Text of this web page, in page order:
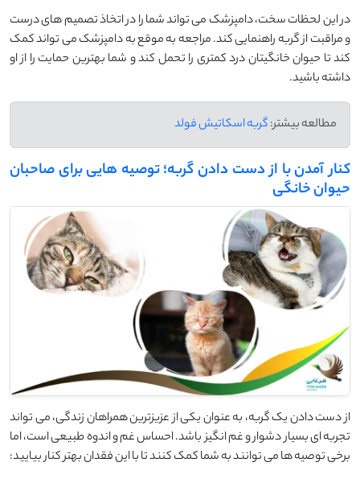
در این لحظات سخت، دامپزشک می ‌تواند شما را در اتخاذ تصمیم‌ های درست
و مراقبت از گربه‌ راهنمایی کند. مراجعه به موقع به دامپزشک می‌ تواند کمک
کند تا حیوان خانگیتان درد کمتری را تحمل کند و شما بهترین حمایت را از او
داشته باشید.
مطالعه بیشتر:گربه اسکاتیش فولد
کنار آمدن با از دست دادن گربه؛ توصیه هایی برای صاحبان
حیوان خانگی
از دست دادن یک گربه، به‌ عنوان یکی از عزیزترین همراهان زندگی، می ‌تواند
تجربه‌ ای بسیار دشوار و غم ‌انگیز باشد. احساس غم و اندوه طبیعی است، اما
برخی توصیه‌ ها می ‌توانند به شما کمک کنند تا با این فقدان بهتر کنار بیایید: